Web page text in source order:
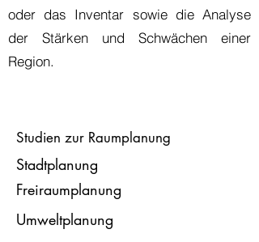
oder das Inventar sowie die Analyse
der Stärken und Schwächen einer
Region.
Studien zur Raumplanung
Stadtplanung
Freiraumplanung
Umweltplanung